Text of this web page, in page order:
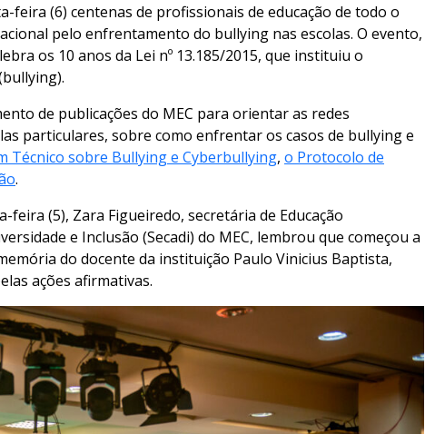
feira (6) centenas de profissionais de educação de todo o
pelo enfrentamento do bullying nas escolas. O evento,
os 10 anos da Lei nº 13.185/2015, que instituiu o
de publicações do MEC para orientar as redes
particulares, sobre como enfrentar os casos de bullying e
Técnico sobre Bullying e Cyberbullying, o Protocolo de
.
(5), Zara Figueiredo, secretária de Educação
e Inclusão (Secadi) do MEC, lembrou que começou a
do docente da instituição Paulo Vinicius Baptista,
ações afirmativas.